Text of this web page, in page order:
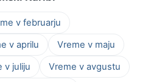
v februarju
v aprilu
Vreme v maju
v juliju
Vreme v avgustu